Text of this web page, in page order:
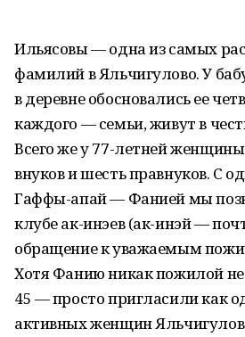
Ильясовы — одна из самых
фамилий в Яльчигулово. У
в деревне обосновались ее
каждого — семьи, живут в
Всего же у 77-летней
внуков и шесть правнуков. С
Гаффы-апай — Фанией мы
клубе ак-инэев (ак-инэй —
обращение к уважаемым
Хотя Фанию никак пожилой не
45 — просто пригласили как
активных женщин